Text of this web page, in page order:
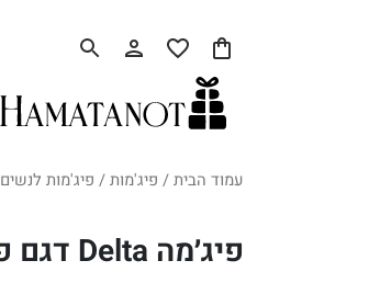
עמוד הבית/ פיג'מות/ פיג'מות לנשים
פיג׳מה Delta דגם פו הדב זהב